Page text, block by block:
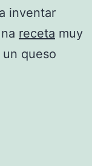
inventar
receta muy
queso